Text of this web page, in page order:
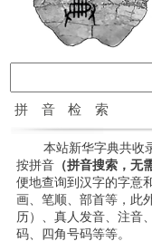
拼音检索
本站新华字典共收
按拼音（拼音搜索，无
便地查询到汉字的字意
画、笔顺、部首等，此
历）、真人发音、注音
码、四角号码等等。